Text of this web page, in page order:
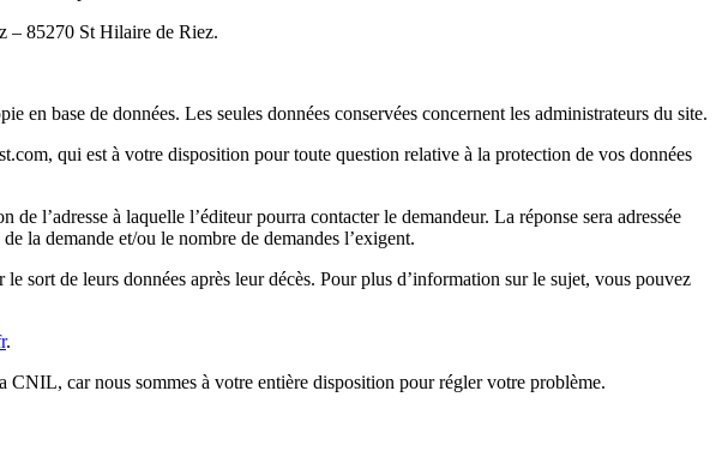
– 85270 St Hilaire de Riez.
en base de données. Les seules données conservées concernent les administrateurs du site.
, qui est à votre disposition pour toute question relative à la protection de vos données
l’adresse à laquelle l’éditeur pourra contacter le demandeur. La réponse sera adressée
la demande et/ou le nombre de demandes l’exigent.
sort de leurs données après leur décès. Pour plus d’information sur le sujet, vous pouvez
.
CNIL, car nous sommes à votre entière disposition pour régler votre problème.